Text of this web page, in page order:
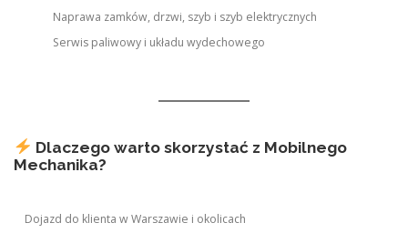
Naprawa zamków, drzwi, szyb i szyb elektrycznych
Serwis paliwowy i układu wydechowego
Dlaczego warto skorzystać z Mobilnego
Mechanika?
Dojazd do klienta w Warszawie i okolicach